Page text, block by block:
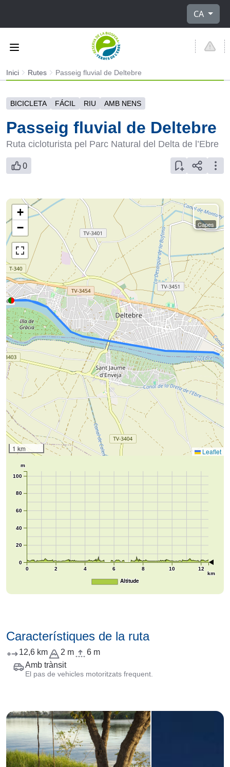
Seleccioni
CA
Inici Rutes Passeig fluvial de Deltebre
BICICLETA FÁCIL RIU AMB NENS
Passeig fluvial de Deltebre
Ruta cicloturista pel Parc Natural del Delta de l’Ebre
0
+
−
Capes
1 km Leaflet
0 2 4 6 8 10 12
km
0
20
40
60
80
100
m
Altitude
Característiques de la ruta
12,6 km 2 m
6 m
Amb trànsit
El pas de vehicles motoritzats frequent.